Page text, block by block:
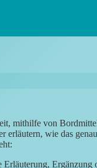
mithilfe von
erläutern, wie das
Erläuterung, Ergänzung